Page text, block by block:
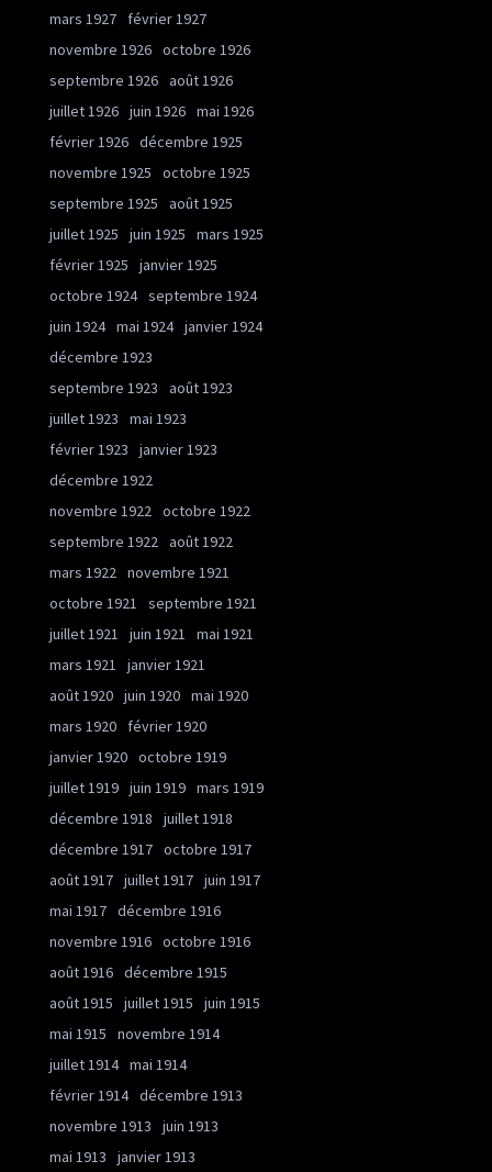
mars 1927
février 1927
novembre 1926 octobre 1926
septembre 1926 août 1926
juillet 1926 juin 1926 mai 1926
février 1926 décembre 1925
novembre 1925
octobre 1925
septembre 1925
août 1925
juillet 1925
juin 1925
mars 1925
février 1925
janvier 1925
octobre 1924 septembre 1924
juin 1924 mai 1924 janvier 1924
décembre 1923
septembre 1923
août 1923
juillet 1923
mai 1923
février 1923
janvier 1923
décembre 1922
novembre 1922 octobre 1922
septembre 1922 août 1922
mars 1922 novembre 1921
octobre 1921
septembre 1921
juillet 1921
juin 1921
mai 1921
mars 1921
janvier 1921
août 1920 juin 1920 mai 1920
mars 1920
février 1920
janvier 1920 octobre 1919
juillet 1919 juin 1919 mars 1919
décembre 1918
juillet 1918
décembre 1917 octobre 1917
août 1917 juillet 1917 juin 1917
mai 1917 décembre 1916
novembre 1916 octobre 1916
août 1916 décembre 1915
août 1915
juillet 1915
juin 1915
mai 1915
novembre 1914
juillet 1914 mai 1914
février 1914 décembre 1913
novembre 1913
juin 1913
mai 1913
janvier 1913